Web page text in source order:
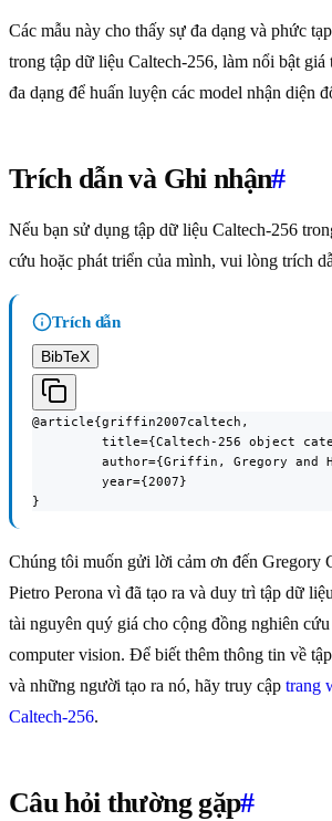
Các mẫu này cho thấy sự đa dạng và phức
trong tập dữ liệu Caltech-256, làm nổi bật giá
đa dạng để huấn luyện các model nhận diện
Trích dẫn và Ghi nhận#
Nếu bạn sử dụng tập dữ liệu Caltech-256
cứu hoặc phát triển của mình, vui lòng trích
Trích dẫn
BibTeX
@article{griffin2007caltech,
title={Caltech-256 object
author={Griffin, Gregory and
         year={2007}
}
Chúng tôi muốn gửi lời cảm ơn đến Gregory
Pietro Perona vì đã tạo ra và duy trì tập dữ
tài nguyên quý giá cho cộng đồng nghiên cứu
computer vision. Để biết thêm thông tin về
và những người tạo ra nó, hãy truy cập trang
Caltech-256.
Câu hỏi thường gặp#